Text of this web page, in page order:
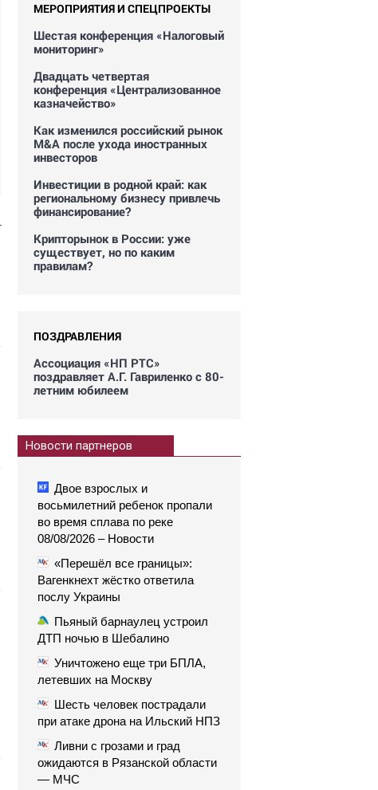
МЕРОПРИЯТИЯ И СПЕЦПРОЕКТЫ
Шестая конференция «Налоговый
мониторинг»
Двадцать четвертая
конференция «Централизованное
казначейство»
Как изменился российский рынок
M&A после ухода иностранных
инвесторов
Инвестиции в родной край: как
региональному бизнесу привлечь
финансирование?
Крипторынок в России: уже
существует, но по каким
правилам?
ПОЗДРАВЛЕНИЯ
Ассоциация «НП РТС»
поздравляет А.Г. Гавриленко с 80-
летним юбилеем
Новости партнеров
Двое взрослых и
восьмилетний ребенок пропали
во время сплава по реке
08/08/2026 – Новости
«Перешёл все границы»:
Вагенкнехт жёстко ответила
послу Украины
Пьяный барнаулец устроил
ДТП ночью в Шебалино
Уничтожено еще три БПЛА,
летевших на Москву
Шесть человек пострадали
при атаке дрона на Ильский НПЗ
Ливни с грозами и град
ожидаются в Рязанской области
— МЧС